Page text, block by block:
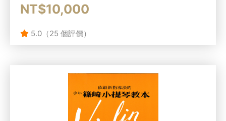
NT$10,000
5.0（25 個評價）